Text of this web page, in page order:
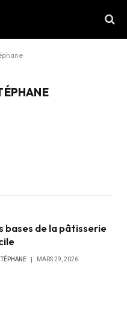
bases de la pâtisserie
MARS 29, 2026